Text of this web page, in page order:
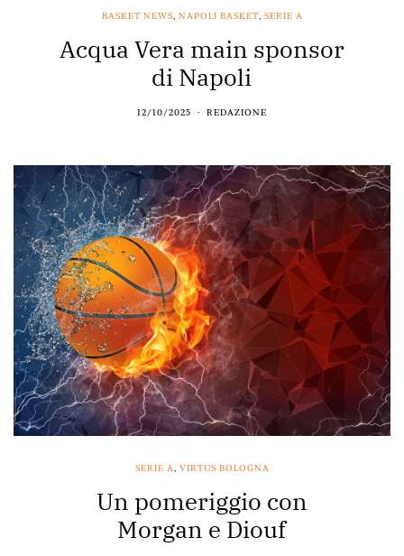
BASKET NEWS, NAPOLI BASKET, SERIE A
Acqua Vera main sponsor
di Napoli
12/10/2025 REDAZIONE
SERIE A, VIRTUS BOLOGNA
Un pomeriggio con
Morgan e Diouf